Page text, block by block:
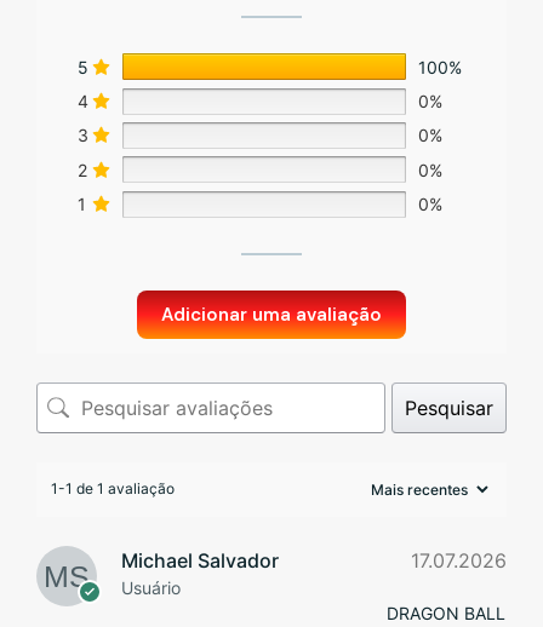
5
100%
4
0%
3
0%
2
0%
1
0%
Adicionar uma avaliação
Pesquisar
1-1 de 1 avaliação
Michael Salvador
Usuário
17.07.2026
DRAGON BALL